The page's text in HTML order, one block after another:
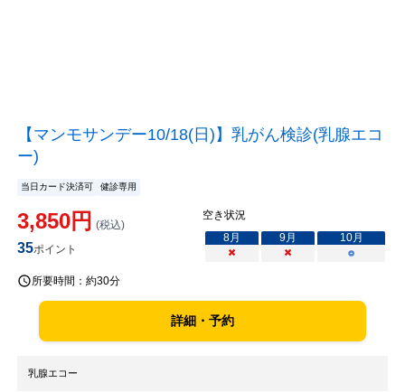
【マンモサンデー10/18(日)】乳がん検診(乳腺エコ
ー)
当日カード決済可 健診専用
3,850円 (税込)
35ポイント
空き状況
8月 9月 10月
×
× ○
所要時間： 約30分
詳細・予約
乳腺エコー